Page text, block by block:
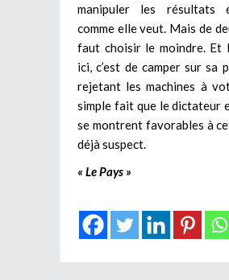
manipuler les résultats
comme elle veut. Mais de
faut choisir le moindre. Et
ici, c’est de camper sur sa
rejetant les machines à
simple fait que le dictateur
se montrent favorables à
déjà suspect.
« Le Pays »